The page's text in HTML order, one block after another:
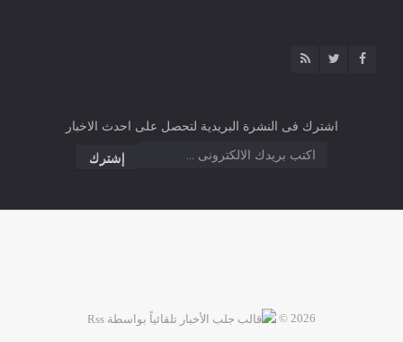
اشترك فى النشرة البريدية لتحصل على احدث الاخبار
2026 ©